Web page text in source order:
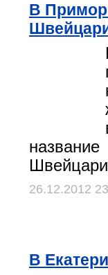
В
26.12.2012
В